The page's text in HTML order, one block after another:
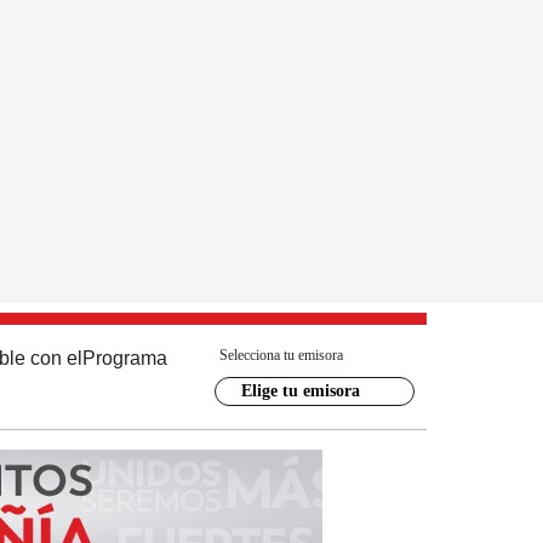
con el Programa Selecciona tu emisora
Elige tu emisora